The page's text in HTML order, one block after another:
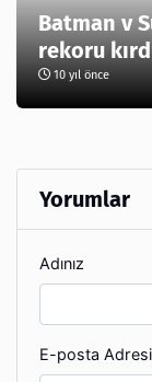
Batman v
rekoru
10 yıl önce
Yorumlar
Adınız
E-posta